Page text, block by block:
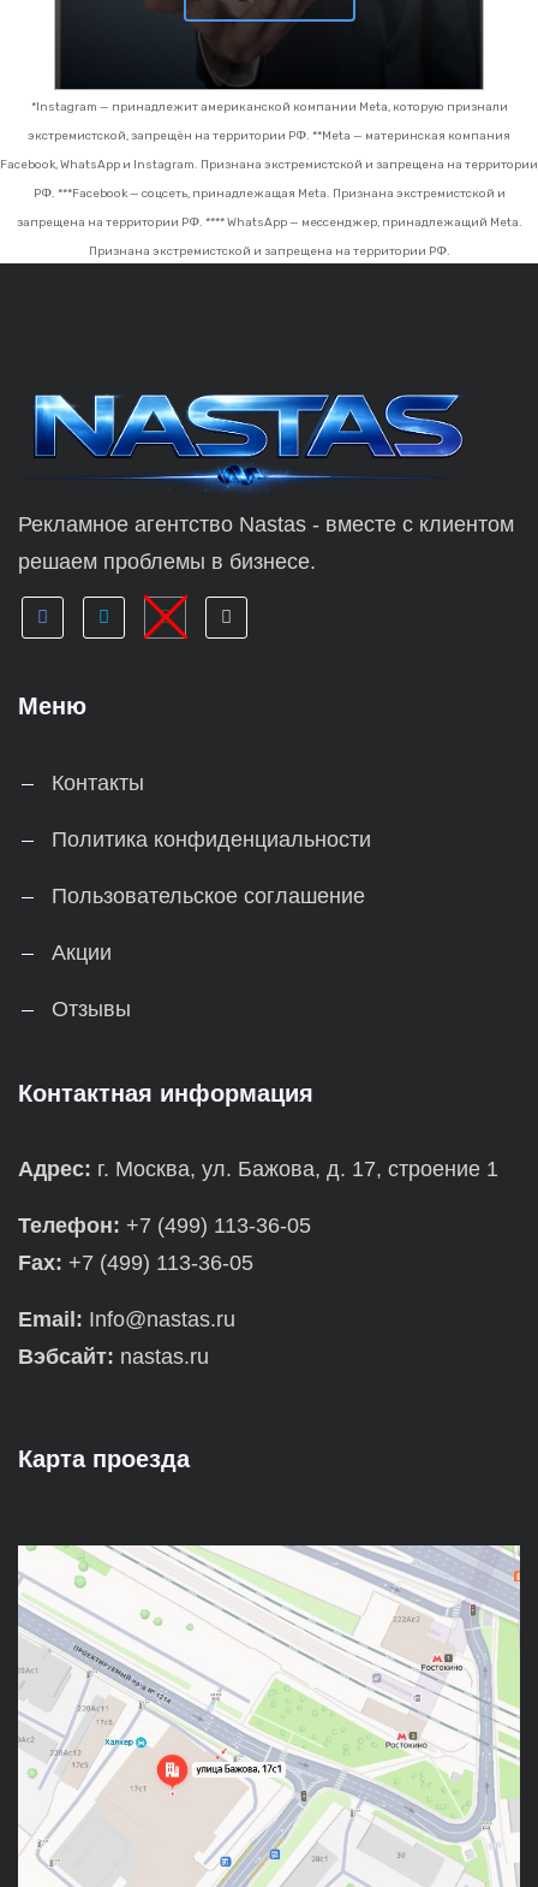
*Instagram — принадлежит американской компании Meta, которую признали
экстремистской, запрещён на территории РФ. **Meta — материнская компания
Facebook, WhatsApp и Instagram. Признана экстремистской и запрещена на территории
РФ. ***Facebook — соцсеть, принадлежащая Meta. Признана экстремистской и
запрещена на территории РФ. **** WhatsApp — мессенджер, принадлежащий Meta.
Признана экстремистской и запрещена на территории РФ.
Рекламное агентство Nastas - вместе с клиентом
решаем проблемы в бизнесе.
Меню
Контакты
Политика конфиденциальности
Пользовательское соглашение
Акции
Отзывы
Контактная информация
Адрес: г. Москва, ул. Бажова, д. 17, строение 1
Телефон: +7 (499) 113-36-05
Fax: +7 (499) 113-36-05
Email: Info@nastas.ru
Вэбсайт: nastas.ru
Карта проезда